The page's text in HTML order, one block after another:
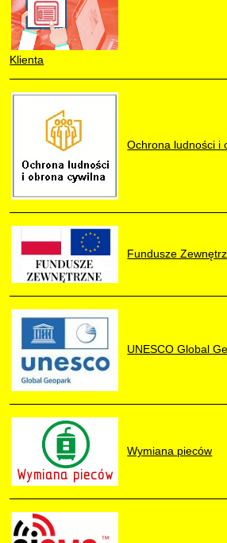
Klienta
Ochrona ludności i
Fundusze
UNESCO Global
Wymiana pieców